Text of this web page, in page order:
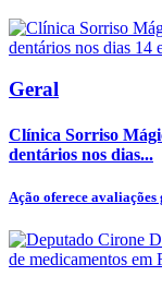
Geral
Clínica Sorriso
dentários nos dias...
Ação oferece